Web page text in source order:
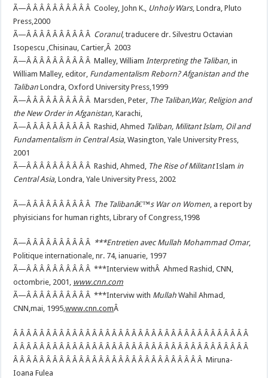
Ã—Â Â Â Â Â Â Â Â Â Â Cooley, John K., Unholy Wars, Londra, Pluto
Press,2000
Ã—Â Â Â Â Â Â Â Â Â Â Coranul, traducere dr. Silvestru Octavian
Isopescu ,Chisinau, Cartier,Â 2003
Ã—Â Â Â Â Â Â Â Â Â Â Malley, WilliamInterpreting the Taliban, in
William Malley, editor, Fundamentalism Reborn? Afganistan and the
TalibanLondra, Oxford University Press,1999
Ã—Â Â Â Â Â Â Â Â Â Â Marsden, Peter, The Taliban,War, Religion and
the New Order in Afganistan, Karachi,
Ã—Â Â Â Â Â Â Â Â Â Â Rashid, Ahmed Taliban, Militant Islam, Oil and
Fundamentalism in Central Asia, Wasington, Yale University Press,
2001
Ã—Â Â Â Â Â Â Â Â Â Â Rashid, Ahmed, The Rise of MilitantIslam in
Central Asia, Londra, Yale University Press, 2002
Ã—Â Â Â Â Â Â Â Â Â Â The Talibanâ€™s War on Women, a report by
phyisicians for human rights, Library of Congress,1998
Ã—Â Â Â Â Â Â Â Â Â Â ***Entretien avec Mullah Mohammad Omar,
Politique internationale, nr. 74, ianuarie, 1997
Ã—Â Â Â Â Â Â Â Â Â Â ***Interview withÂ Ahmed Rashid, CNN,
octombrie, 2001, www.cnn.com
Ã—Â Â Â Â Â Â Â Â Â Â ***Interviw with Mullah Wahil Ahmad,
CNN,mai, 1995,www.cnn.comÂ
Â Â Â Â Â Â Â Â Â Â Â Â Â Â Â Â Â Â Â Â Â Â Â Â Â Â Â Â Â Â Â Â Â Â Â Â
Â Â Â Â Â Â Â Â Â Â Â Â Â Â Â Â Â Â Â Â Â Â Â Â Â Â Â Â Â Â Â Â Â Â Â Â
Â Â Â Â Â Â Â Â Â Â Â Â Â Â Â Â Â Â Â Â Â Â Â Â Â Â Â Â Â Miruna-
Ioana Fulea